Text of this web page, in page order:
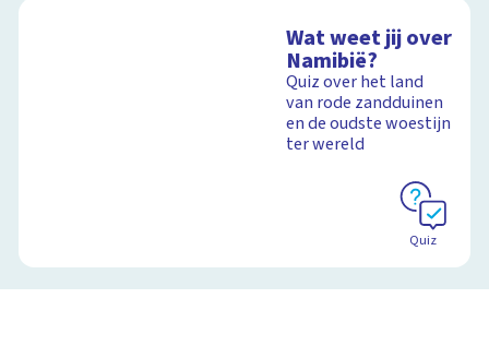
Wat weet jij over
Namibië?
Quiz over het land
van rode zandduinen
en de oudste woestijn
ter wereld
Quiz